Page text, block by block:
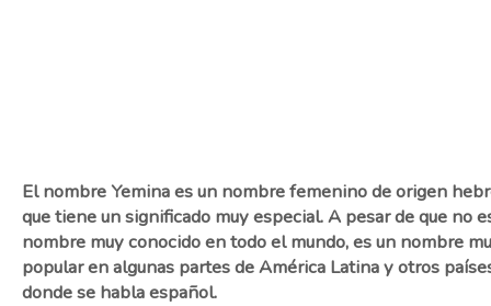
El nombre Yemina es un nombre femenino de origen
que tiene un significado muy especial. A pesar de que no
nombre muy conocido en todo el mundo, es un nombre
popular en algunas partes de América Latina y otros
donde se habla español.